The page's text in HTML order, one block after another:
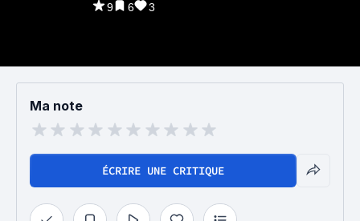
9 6 3
Ma note
ÉCRIRE UNE CRITIQUE